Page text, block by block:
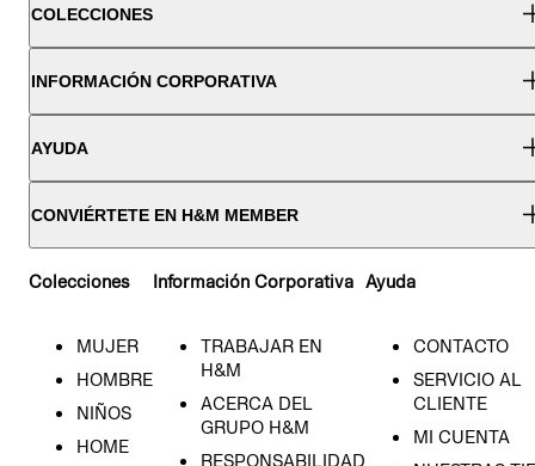
COLECCIONES
INFORMACIÓN CORPORATIVA
AYUDA
CONVIÉRTETE EN H&M MEMBER
Colecciones
MUJER
HOMBRE
NIÑOS
HOME
Información Corporativa
TRABAJAR EN
H&M
ACERCA DEL
GRUPO H&M
RESPONSABILIDAD
Ayuda
CONTACTO
SERVICIO AL
CLIENTE
MI CUENTA